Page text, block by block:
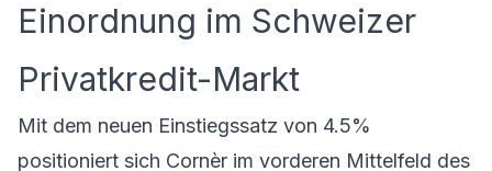
Einordnung im Schweizer
Privatkredit-Markt
Mit dem neuen Einstiegssatz von 4.5%
positioniert sich Cornèr im vorderen Mittelfeld des